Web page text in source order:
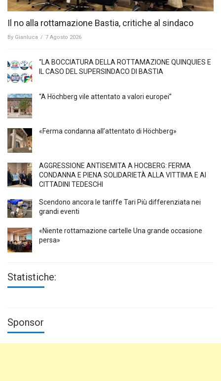
Il no alla rottamazione Bastia, critiche al sindaco
By Gianluca / 7 Agosto 2026
“LA BOCCIATURA DELLA ROTTAMAZIONE QUINQUIES E
IL CASO DEL SUPERSINDACO DI BASTIA
“A Höchberg vile attentato a valori europei”
«Ferma condanna all’attentato di Höchberg»
AGGRESSIONE ANTISEMITA A HÖCBERG: FERMA
CONDANNA E PIENA SOLIDARIETÀ ALLA VITTIMA E AI
CITTADINI TEDESCHI
Scendono ancora le tariffe Tari Più differenziata nei
grandi eventi
«Niente rottamazione cartelle Una grande occasione
persa»
Statistiche:
Sponsor